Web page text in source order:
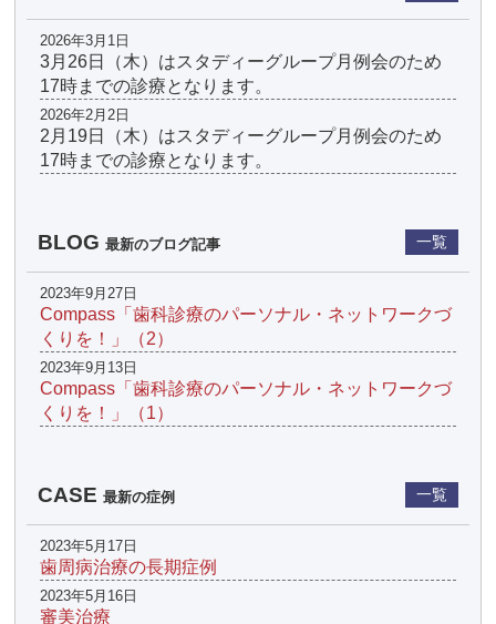
2026年3月1日
3月26日（木）はスタディーグループ月例会のため
17時までの診療となります。
2026年2月2日
2月19日（木）はスタディーグループ月例会のため
17時までの診療となります。
BLOG 最新のブログ記事 一覧
2023年9月27日
Compass「歯科診療のパーソナル・ネットワークづ
くりを！」（2）
2023年9月13日
Compass「歯科診療のパーソナル・ネットワークづ
くりを！」（1）
CASE 最新の症例 一覧
2023年5月17日
歯周病治療の長期症例
2023年5月16日
審美治療